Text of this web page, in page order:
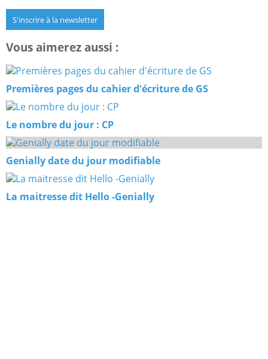
S'inscrire à la newsletter
Vous aimerez aussi :
Premières pages du cahier d'écriture de GS
Le nombre du jour : CP
Genially date du jour modifiable
La maitresse dit Hello -Genially